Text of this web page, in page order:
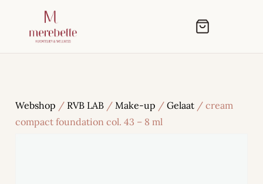
Webshop / RVB LAB / Make-up / Gelaat / cream
compact foundation col. 43 – 8 ml